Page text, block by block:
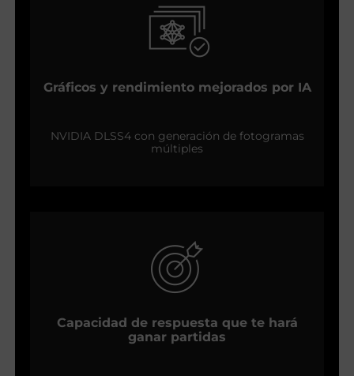
Gráficos y rendimiento mejorados por IA
NVIDIA DLSS4 con generación de fotogramas
múltiples
Capacidad de respuesta que te hará
ganar partidas